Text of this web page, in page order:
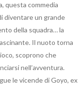
questa commedia
diventare un grande
della squadra… la
Il nuoto torna
scoprono che
nell’avventura.
le vicende di Goyo, ex